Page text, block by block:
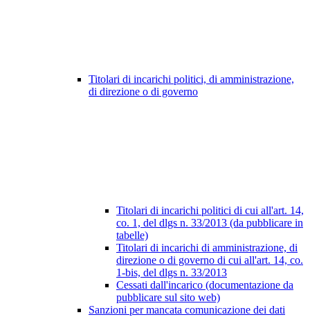
Titolari di incarichi politici, di amministrazione,
di direzione o di governo
Titolari di incarichi politici di cui all'art. 14,
co. 1, del dlgs n. 33/2013 (da pubblicare in
tabelle)
Titolari di incarichi di amministrazione, di
direzione o di governo di cui all'art. 14, co.
1-bis, del dlgs n. 33/2013
Cessati dall'incarico (documentazione da
pubblicare sul sito web)
Sanzioni per mancata comunicazione dei dati